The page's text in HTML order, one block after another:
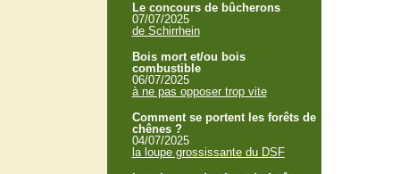
Le concours de bûcherons
07/07/2025
de Schirrhein
Bois mort et/ou bois
combustible
06/07/2025
à ne pas opposer trop vite
Comment se portent les forêts de
chênes ?
04/07/2025
la loupe grossissante du DSF